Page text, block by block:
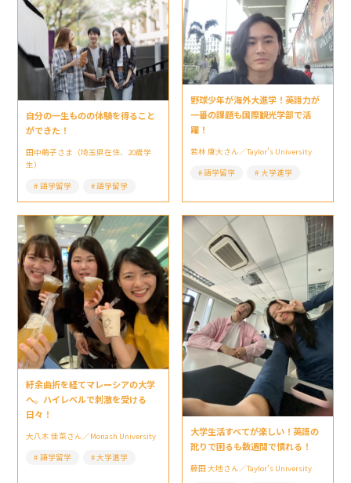
自分の一生ものの体験を得ること
ができた！
田中萌子さま（埼玉県在住、20歳学
生）
語学留学
語学留学
野球少年が海外大進学！英語力が
一番の課題も国際観光学部で活
躍！
若林 康大さん／Taylor’s University
語学留学
大学進学
紆余曲折を経てマレーシアの大学
へ。ハイレベルで刺激を受ける
日々！
大八木 佳菜さん／Monash University
語学留学
大学進学
大学生活すべてが楽しい！英語の
訛りで困るも数週間で慣れる！
藤田 大地さん／Taylor’s University